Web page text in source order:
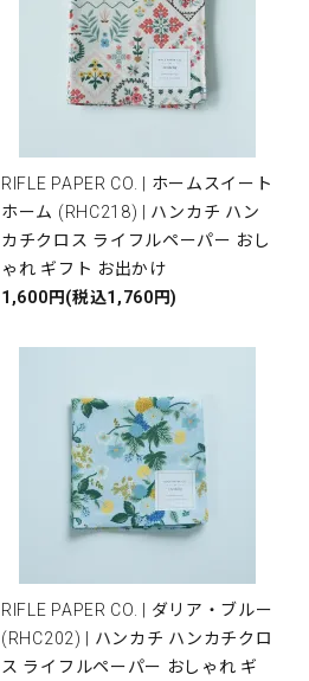
RIFLE PAPER CO. | ホームスイート
ホーム (RHC218) | ハンカチ ハン
カチクロス ライフルペーパー おし
ゃれ ギフト お出かけ
1,600円(税込1,760円)
RIFLE PAPER CO. | ダリア・ブルー
(RHC202) | ハンカチ ハンカチクロ
ス ライフルペーパー おしゃれ ギ